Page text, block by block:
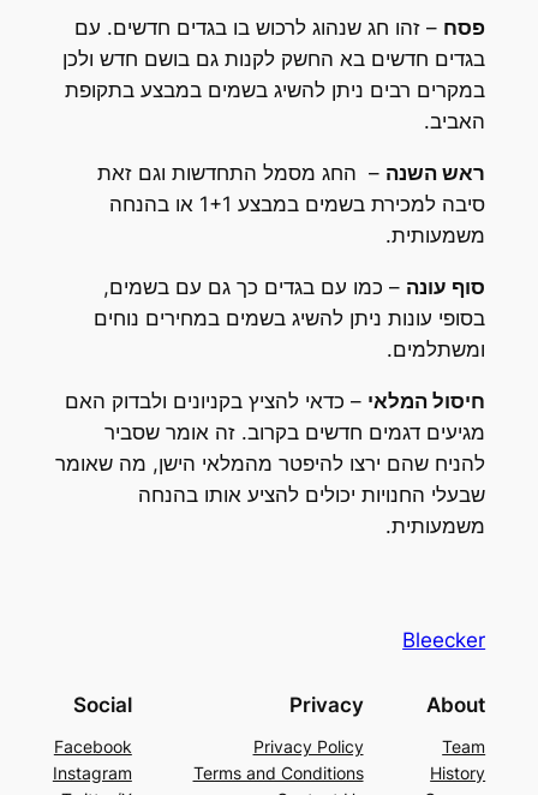
פסח – זהו חג שנהוג לרכוש בו בגדים חדשים. עם
בגדים חדשים בא החשק לקנות גם בושם חדש ולכן
במקרים רבים ניתן להשיג בשמים במבצע בתקופת
האביב.
ראש השנה – החג מסמל התחדשות וגם זאת
סיבה למכירת בשמים במבצע 1+1 או בהנחה
משמעותית.
סוף עונה – כמו עם בגדים כך גם עם בשמים,
בסופי עונות ניתן להשיג בשמים במחירים נוחים
ומשתלמים.
חיסול המלאי – כדאי להציץ בקניונים ולבדוק האם
מגיעים דגמים חדשים בקרוב. זה אומר שסביר
להניח שהם ירצו להיפטר מהמלאי הישן, מה שאומר
שבעלי החנויות יכולים להציע אותו בהנחה
משמעותית.
Bleecker
About
Team
History
Privacy
Privacy Policy
Terms and Conditions
Social
Facebook
Instagram